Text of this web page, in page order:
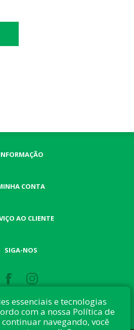
CONTA
AO CLIENTE
SIGA-NOS
essenciais e tecnologias
com a nossa Política de
navegando, você